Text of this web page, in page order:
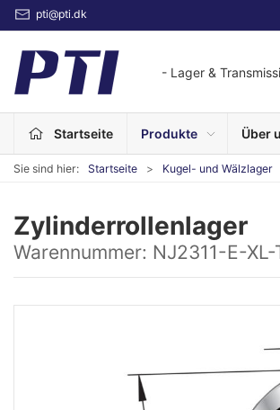
pti@pti.dk
- Lager &
Startseite Produkte Über
Sie sind hier: Startseite Kugel- und Wälzlager
Zylinderrollenlager
Warennummer: NJ2311-E-XL-